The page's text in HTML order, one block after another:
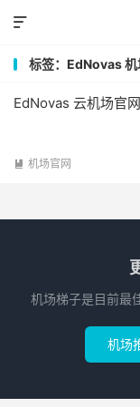

标签：EdNovas 机
EdNovas 云机场官
 机场官网
机场梯子是目前最
机场